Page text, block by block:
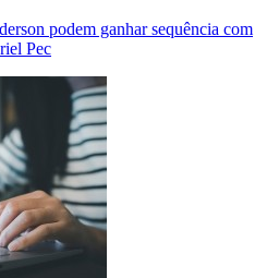
podem ganhar sequência com
Pec